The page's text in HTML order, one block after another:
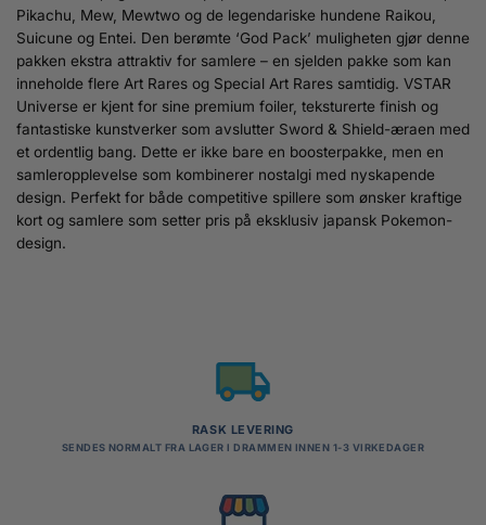
Pikachu, Mew, Mewtwo og de legendariske hundene Raikou,
Suicune og Entei. Den berømte ‘God Pack’ muligheten gjør denne
pakken ekstra attraktiv for samlere – en sjelden pakke som kan
inneholde flere Art Rares og Special Art Rares samtidig. VSTAR
Universe er kjent for sine premium foiler, teksturerte finish og
fantastiske kunstverker som avslutter Sword & Shield-æraen med
et ordentlig bang. Dette er ikke bare en boosterpakke, men en
samleropplevelse som kombinerer nostalgi med nyskapende
design. Perfekt for både competitive spillere som ønsker kraftige
kort og samlere som setter pris på eksklusiv japansk Pokemon-
design.
RASK LEVERING
SENDES NORMALT FRA LAGER I DRAMMEN INNEN 1-3 VIRKEDAGER